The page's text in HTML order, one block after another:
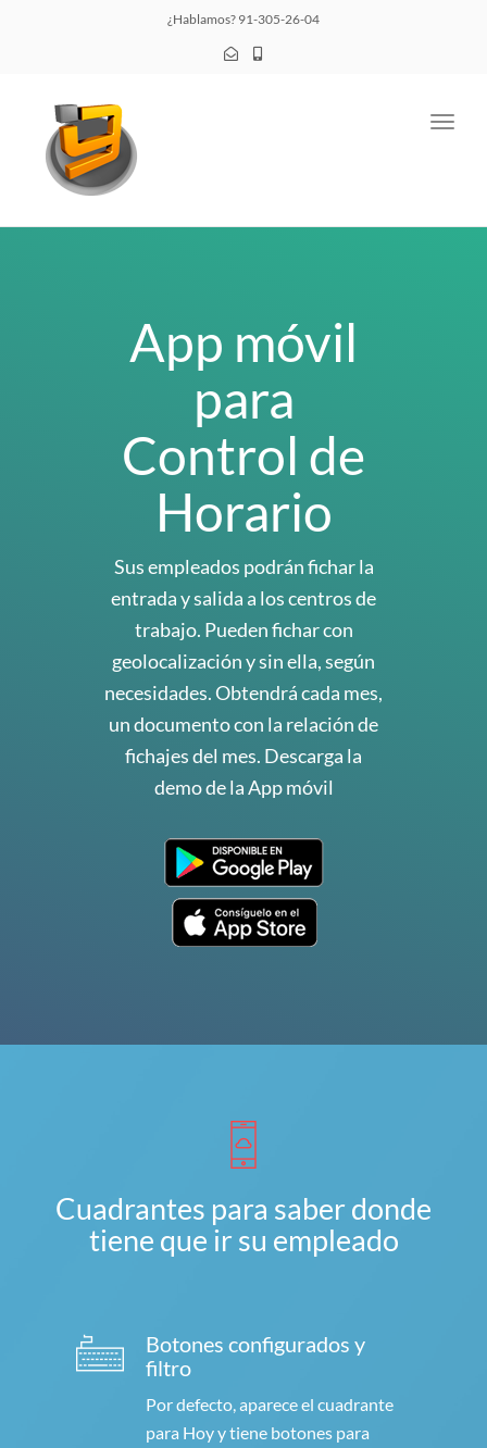
¿Hablamos? 91-305-26-04
App móvil
para
Control de
Horario
Sus empleados podrán fichar la
entrada y salida a los centros de
trabajo. Pueden fichar con
geolocalización y sin ella, según
necesidades. Obtendrá cada mes,
un documento con la relación de
fichajes del mes. Descarga la
demo de la App móvil
Cuadrantes para saber donde
tiene que ir su empleado
Botones configurados y
filtro
Por defecto, aparece el cuadrante
para Hoy y tiene botones para